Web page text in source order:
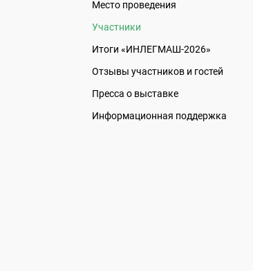
Место проведения
Участники
Итоги «ИНЛЕГМАШ-2026»
Отзывы участников и гостей
Пресса о выставке
Информационная поддержка